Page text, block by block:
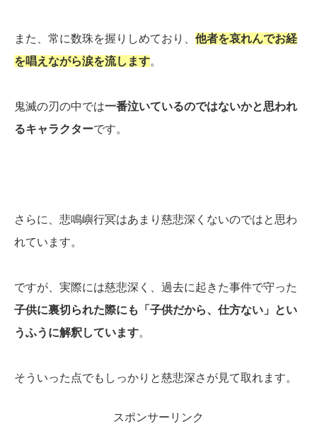
また、常に数珠を握りしめており、 他者を哀れんでお経
を唱えながら涙を流します。
鬼滅の刃の中では一番泣いているのではないかと思われ
るキャラクターです。
さらに、悲鳴嶼行冥はあまり慈悲深くないのではと思わ
れています。
ですが、実際には慈悲深く、過去に起きた事件で守った
子供に裏切られた際にも「子供だから、仕方ない」とい
うふうに解釈しています。
そういった点でもしっかりと慈悲深さが見て取れます。
スポンサーリンク